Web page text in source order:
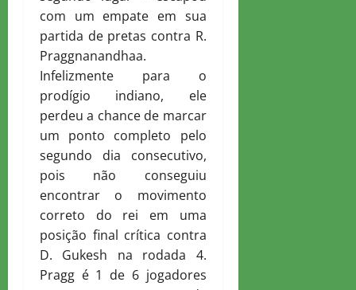
com um empate em sua
partida de pretas contra R.
Praggnanandhaa.
Infelizmente para o
prodígio indiano, ele
perdeu a chance de marcar
um ponto completo pelo
segundo dia consecutivo,
pois não conseguiu
encontrar o movimento
correto do rei em uma
posição final crítica contra
D. Gukesh na rodada 4.
Pragg é 1 de 6 jogadores